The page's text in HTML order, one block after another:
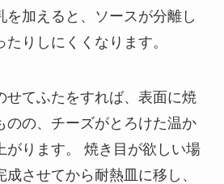
を加えると、ソースが分離し
りしにくくなります。
せてふたをすれば、表面に焼
のの、チーズがとろけた温か
がります。 焼き目が欲しい場
させてから耐熱皿に移し、